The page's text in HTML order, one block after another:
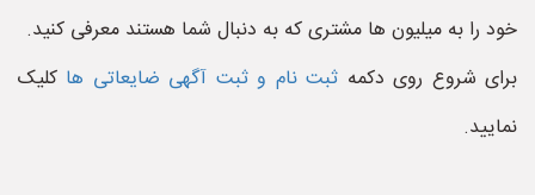
خود را به میلیون ها مشتری که به دنبال شما هستند معرفی کنید.
برای شروع روی دکمه ثبت نام و ثبت آگهی ضایعاتی ها کلیک
نمایید.